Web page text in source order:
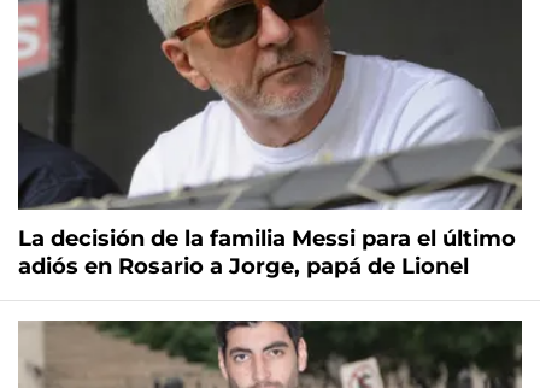
La decisión de la familia Messi para el último
adiós en Rosario a Jorge, papá de Lionel